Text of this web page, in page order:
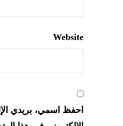
Website
احفظ اسمي، بريدي